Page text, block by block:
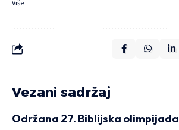
Više
Vezani sadržaj
Održana 27. Biblijska olimpijada